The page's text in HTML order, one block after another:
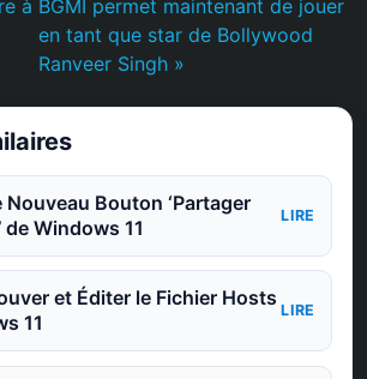
à BGMI permet maintenant de jouer
en tant que star de Bollywood
Ranveer Singh »
Bouton ‘Partager
de Windows 11
LIRE
et Éditer le Fichier Hosts
11
LIRE